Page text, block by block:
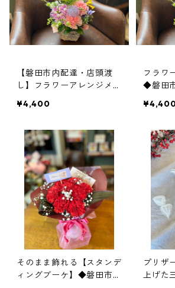
【磐田市内配達・店頭渡
し】フラワーアレンジメン
は店頭受け渡し◆
¥4,400
フラワ
◆磐田
そのまま飾れる【スタンデ
ィングブーケ】◆磐田市外
プリザ
上げた